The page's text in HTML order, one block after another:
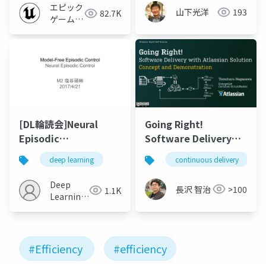
エピック
ゲームズ
82.7K 山下光洋 193
[DL輪読会]Neural
Episodic
Control/Model-Free
Episodic Control
deep learning
Deep
Learning
1.1K
Going Right!
Software Delivery
with Atlassian
Solution
continuous delivery
長沢 智治 >100
#Efficiency #efficiency